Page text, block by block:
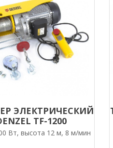
ЭЛЕКТРИЧЕСКИЙ
TF-1200
Вт, высота 12 м, 8 м/мин